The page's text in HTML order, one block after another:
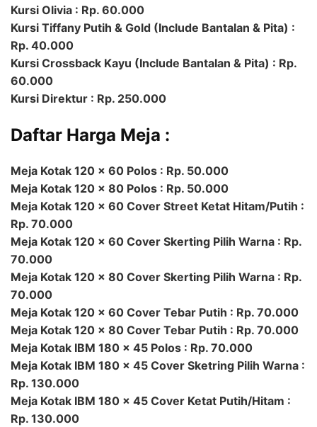
Kursi Olivia : Rp. 60.000
Kursi Tiffany Putih & Gold (Include Bantalan & Pita) :
Rp. 40.000
Kursi Crossback Kayu (Include Bantalan & Pita) : Rp.
60.000
Kursi Direktur : Rp. 250.000
Daftar Harga Meja :
Meja Kotak 120 x 60 Polos : Rp. 50.000
Meja Kotak 120 x 80 Polos : Rp. 50.000
Meja Kotak 120 x 60 Cover Street Ketat Hitam/Putih :
Rp. 70.000
Meja Kotak 120 x 60 Cover Skerting Pilih Warna : Rp.
70.000
Meja Kotak 120 x 80 Cover Skerting Pilih Warna : Rp.
70.000
Meja Kotak 120 x 60 Cover Tebar Putih : Rp. 70.000
Meja Kotak 120 x 80 Cover Tebar Putih : Rp. 70.000
Meja Kotak IBM 180 x 45 Polos : Rp. 70.000
Meja Kotak IBM 180 x 45 Cover Sketring Pilih Warna :
Rp. 130.000
Meja Kotak IBM 180 x 45 Cover Ketat Putih/Hitam :
Rp. 130.000